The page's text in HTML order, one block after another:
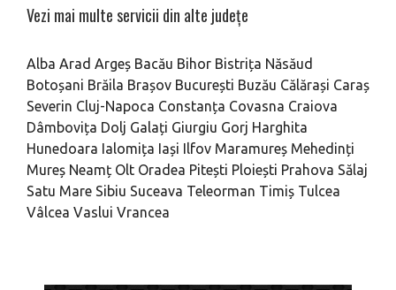
Vezi mai multe servicii din alte județe
Alba Arad Argeș Bacău Bihor Bistrița Năsăud
Botoșani Brăila Brașov București Buzău Călărași Caraș
Severin Cluj-Napoca Constanța Covasna Craiova
Dâmbovița Dolj Galați Giurgiu Gorj Harghita
Hunedoara Ialomița Iași Ilfov Maramureș Mehedinți
Mureș Neamț Olt Oradea Pitești Ploiești Prahova Sălaj
Satu Mare Sibiu Suceava Teleorman Timiș Tulcea
Vâlcea Vaslui Vrancea